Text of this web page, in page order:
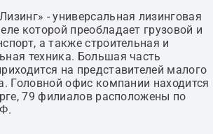
- универсальная лизинговая
которой преобладает грузовой и
а также строительная и
техника. Большая часть
на представителей малого
Головной офис компании находится
79 филиалов расположены по